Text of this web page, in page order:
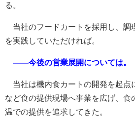
る。
当社のフードカートを採用し、調
を実践していただければ。
――今後の営業展開については。
当社は機内食カートの開発を起点
など食の提供現場へ事業を広げ、食
温での提供を追求してきた。